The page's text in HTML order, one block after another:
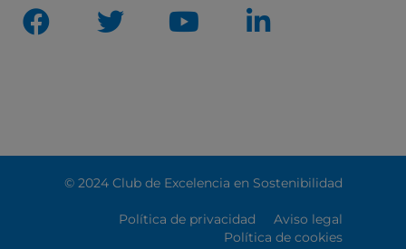
© 2024 Club de Excelencia en Sostenibilidad
Política de privacidad
Aviso legal
Política de cookies